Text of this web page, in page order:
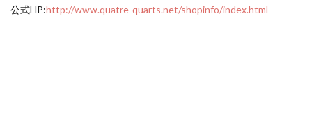
公式HP:http://www.quatre-quarts.net/shopinfo/index.html